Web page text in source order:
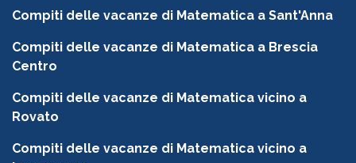
Compiti delle vacanze di Matematica a Sant'Anna
Compiti delle vacanze di Matematica a Brescia
Centro
Compiti delle vacanze di Matematica vicino a
Rovato
Compiti delle vacanze di Matematica vicino a